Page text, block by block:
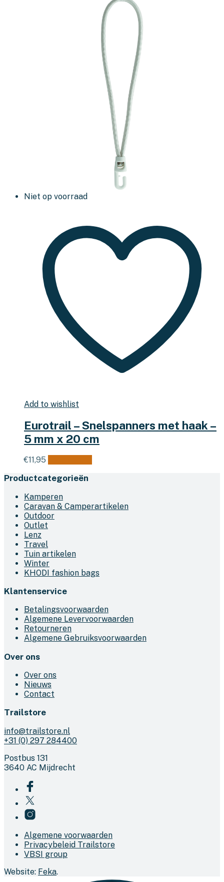
Niet op voorraad
Add to wishlist
Eurotrail – Snelspanners met haak –
5 mm x 20 cm
€11,95
Productcategorieën
Kamperen
Caravan & Camperartikelen
Outdoor
Outlet
Lenz
Travel
Tuin artikelen
Winter
KHODI fashion bags
Klantenservice
Betalingsvoorwaarden
Algemene Levervoorwaarden
Retourneren
Algemene Gebruiksvoorwaarden
Over ons
Over ons
Nieuws
Contact
Trailstore
info@trailstore.nl
+31 (0) 297 284400
Postbus 131
3640 AC Mijdrecht
Algemene voorwaarden
Privacybeleid Trailstore
VBSI group
Website: Feka.